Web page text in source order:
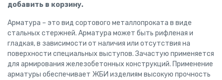
добавить в корзину.
Арматура – это вид сортового металлопроката в виде
стальных стержней. Арматура может быть рифленая и
гладкая, в зависимости от наличия или отсутствия на
поверхности специальных выступов. Зачастую применяется
для армирования железобетонных конструкций. Применение
арматуры обеспечивает ЖБИ изделиям высокую прочность